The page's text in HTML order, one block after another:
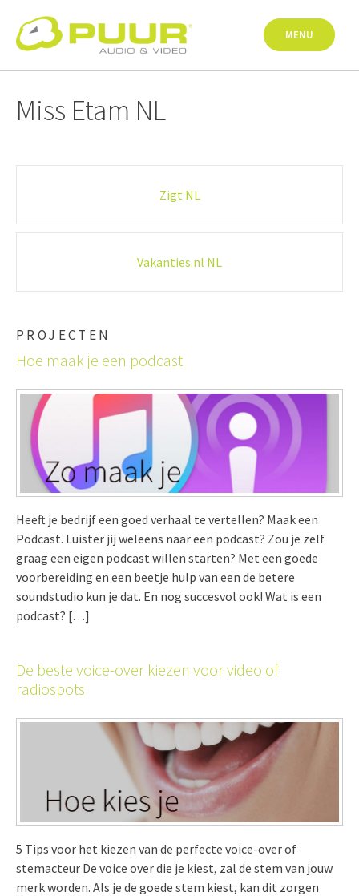
content
MENU
Miss Etam NL
Zigt NL
Vakanties.nl NL
PROJECTEN
Hoe maak je een podcast
Heeft je bedrijf een goed verhaal te vertellen? Maak een
Podcast. Luister jij weleens naar een podcast? Zou je zelf
graag een eigen podcast willen starten? Met een goede
voorbereiding en een beetje hulp van een de betere
soundstudio kun je dat. En nog succesvol ook! Wat is een
podcast? […]
De beste voice-over kiezen voor video of
radiospots
5 Tips voor het kiezen van de perfecte voice-over of
stemacteur De voice over die je kiest, zal de stem van jouw
merk worden. Als je de goede stem kiest, kan dit zorgen